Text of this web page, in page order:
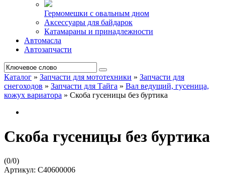
Гермомешки с овальным дном
Аксессуары для байдарок
Катамараны и принадлежности
Автомасла
Автозапчасти
Каталог » Запчасти для мототехники » Запчасти для
снегоходов » Запчасти для Тайга » Вал ведущий, гусеница,
кожух вариатора » Скоба гусеницы без буртика
Скоба гусеницы без буртика
(0/0)
Артикул: С40600006